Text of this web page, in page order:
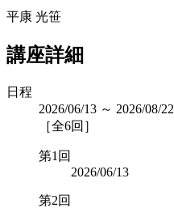
平康 光笹
講座詳細
日程
2026/06/13 ～ 2026/08/22
［全6回］
第1回
2026/06/13
第2回